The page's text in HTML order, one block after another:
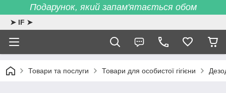
Подарунок, який запам'ятається обом
➤ IF ➤
Товари та послуги Товари для особистої гігієни